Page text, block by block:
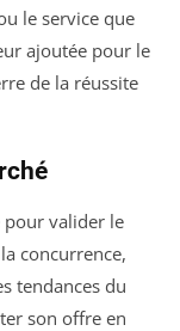
le service que
ajoutée pour le
de la réussite
pour valider le
concurrence,
tendances du
son offre en